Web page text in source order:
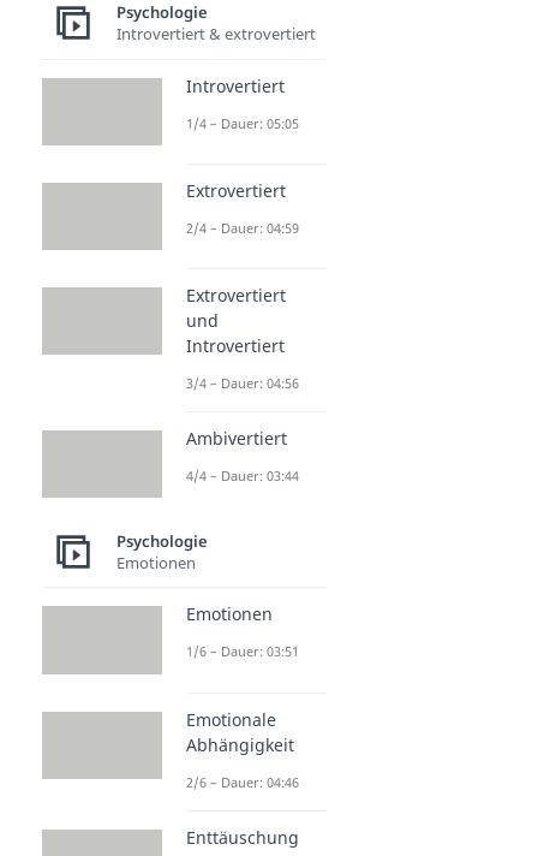
Psychologie
Introvertiert & extrovertiert
Introvertiert
1/4 – Dauer: 05:05
Extrovertiert
2/4 – Dauer: 04:59
Extrovertiert
und
Introvertiert
3/4 – Dauer: 04:56
Ambivertiert
4/4 – Dauer: 03:44
Psychologie
Emotionen
Emotionen
1/6 – Dauer: 03:51
Emotionale
Abhängigkeit
2/6 – Dauer: 04:46
Enttäuschung